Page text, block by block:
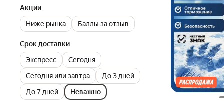
Акции
Ниже рынка
Баллы за отзыв
Срок доставки
Экспресс
Сегодня
Сегодня или завтра
До 3 дней
До 7 дней
Неважно